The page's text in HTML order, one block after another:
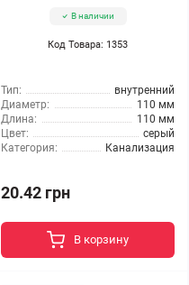
В наличии
Код Товара: 1353
Тип:
внутренний
Диаметр:
110 мм
Длина:
110 мм
Цвет:
серый
Категория:
Канализация
20.42 грн
В корзину